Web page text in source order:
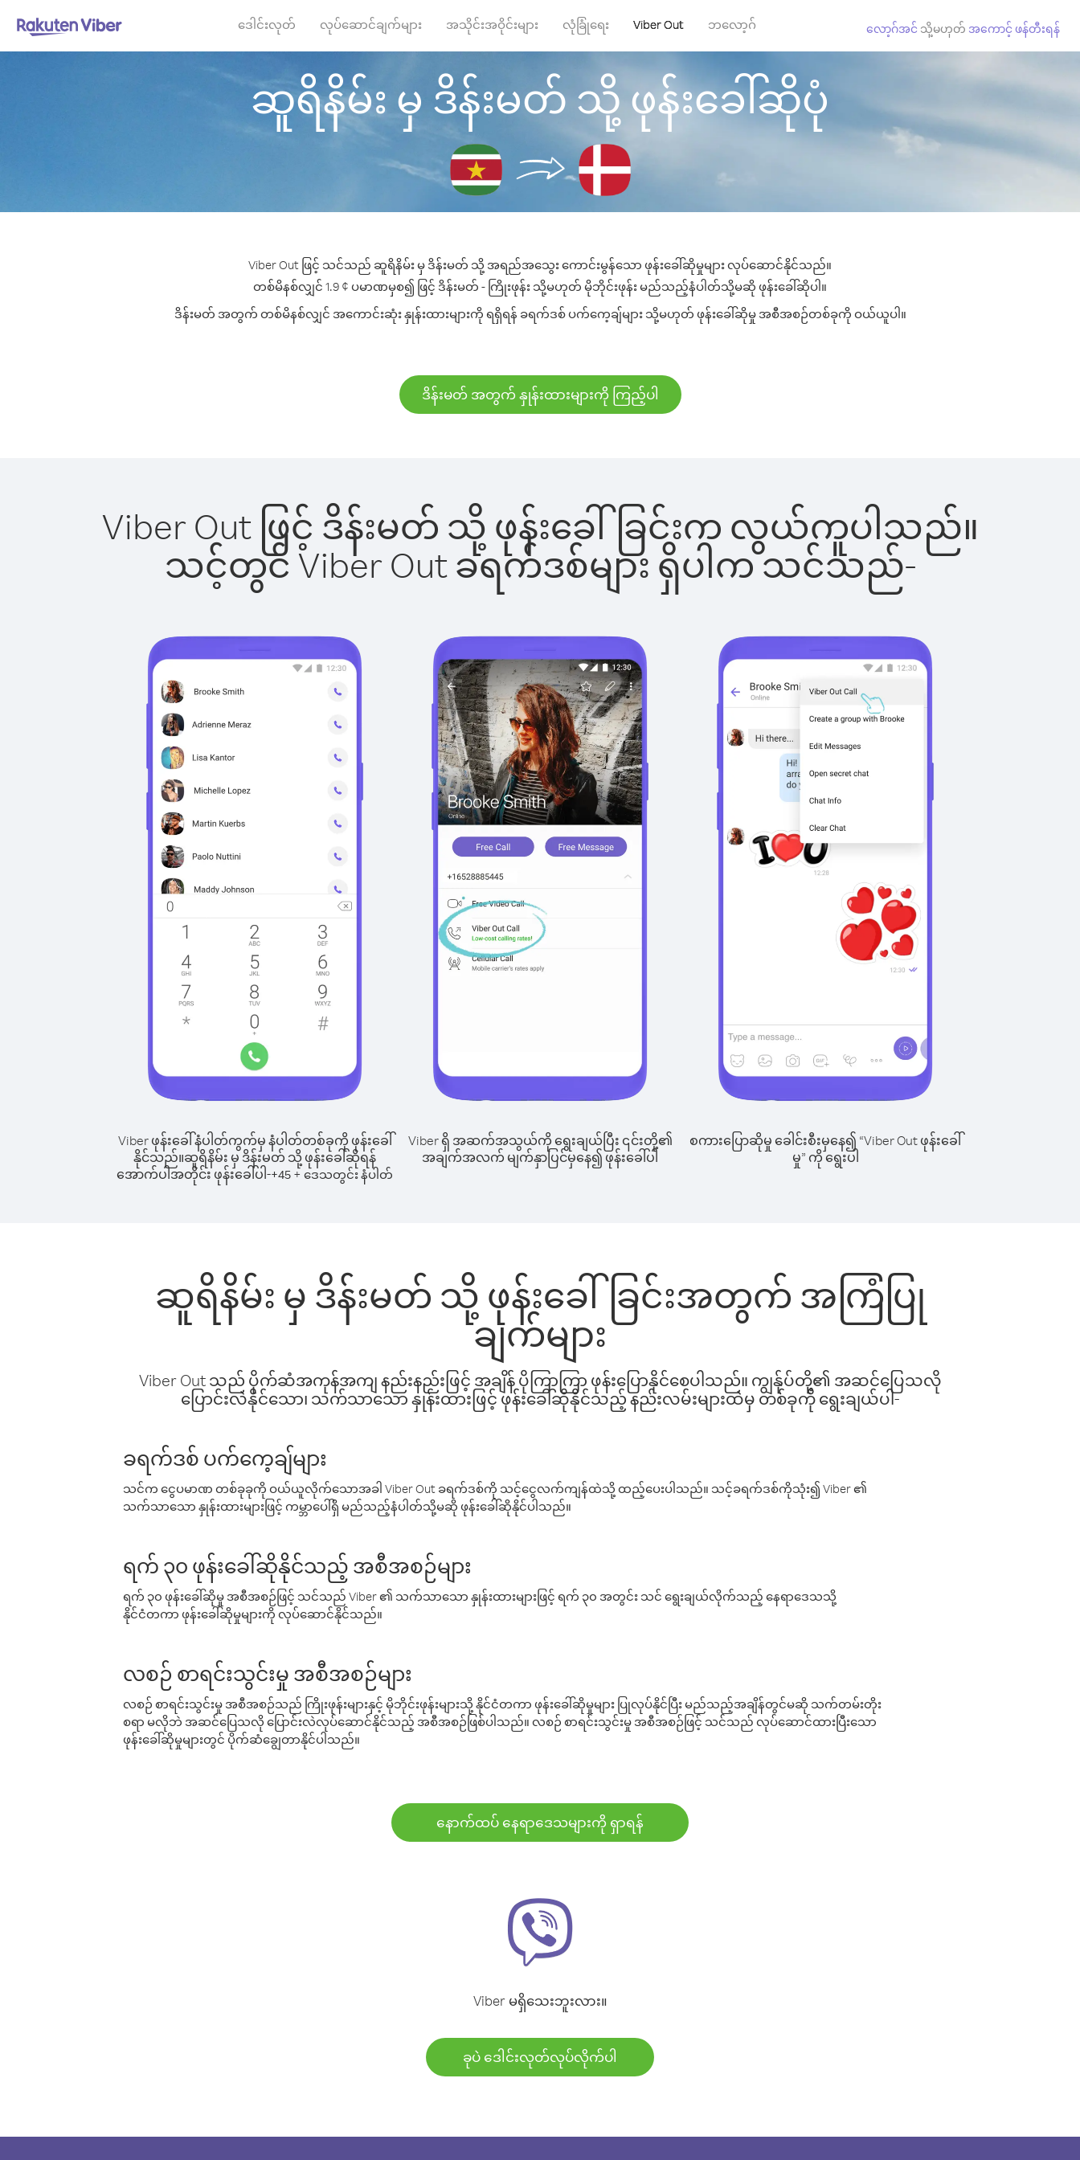
ဒေါင်းလုတ် လုပ်ဆောင်ချက်များ အသိုင်းအဝိုင်းများ လုံခြုံရေး Viber Out ဘလော့ဂ် လော့ဂ်အင် သို့မဟုတ် အကောင့် ဖန်တီးရန်
ဆူရိနိမ်း မှ ဒိန်းမတ် သို့ ဖုန်းခေါ်ဆိုပုံ
Viber Out ဖြင့် သင်သည် ဆူရိနိမ်း မှ ဒိန်းမတ် သို့ အရည်အသွေး ကောင်းမွန်သော ဖုန်းခေါ်ဆိုမှုများ လုပ်ဆောင်နိုင်သည်။
တစ်မိနစ်လျှင် 1.9 ¢ ပမာဏမှစ၍ ဖြင့် ဒိန်းမတ် - ကြိုးဖုန်း သို့မဟုတ် မိုဘိုင်းဖုန်း မည်သည့်နံပါတ်သို့မဆို ဖုန်းခေါ်ဆိုပါ။
ဒိန်းမတ် အတွက် တစ်မိနစ်လျှင် အကောင်းဆုံး နှုန်းထားများကို ရရှိရန် ခရက်ဒစ် ပက်ကေ့ချ်များ သို့မဟုတ် ဖုန်းခေါ်ဆိုမှု အစီအစဉ်တစ်ခုကို ဝယ်ယူပါ။
ဒိန်းမတ် အတွက် နှုန်းထားများကို ကြည့်ပါ
Viber Out ဖြင့် ဒိန်းမတ် သို့ ဖုန်းခေါ်ခြင်းက လွယ်ကူပါသည်။
သင့်တွင် Viber Out ခရက်ဒစ်များ ရှိပါက သင်သည်-
Viber ဖုန်းခေါ်နံပါတ်ကွက်မှ နံပါတ်တစ်ခုကို ဖုန်းခေါ်
နိုင်သည်။ဆူရိနိမ်း မှ ဒိန်းမတ် သို့ ဖုန်းခေါ်ဆိုရန်
အောက်ပါအတိုင်း ဖုန်းခေါ်ပါ-+45 + ဒေသတွင်း နံပါတ်
Viber ရှိ အဆက်အသွယ်ကို ရွေးချယ်ပြီး ၎င်းတို့၏
အချက်အလက် မျက်နှာပြင်မှနေ၍ ဖုန်းခေါ်ပါ
စကားပြောဆိုမှု ခေါင်းစီးမှနေ၍ “Viber Out ဖုန်းခေါ်
မှု” ကို ရွေးပါ
ဆူရိနိမ်း မှ ဒိန်းမတ် သို့ ဖုန်းခေါ်ခြင်းအတွက် အကြံပြု
ချက်များ
Viber Out သည် ပိုက်ဆံအကုန်အကျ နည်းနည်းဖြင့် အချိန် ပိုကြာကြာ ဖုန်းပြောနိုင်စေပါသည်။ ကျွန်ုပ်တို့၏ အဆင်ပြေသလို
ပြောင်းလဲနိုင်သော၊ သက်သာသော နှုန်းထားဖြင့် ဖုန်းခေါ်ဆိုနိုင်သည့် နည်းလမ်းများထဲမှ တစ်ခုကို ရွေးချယ်ပါ-
ခရက်ဒစ် ပက်ကေ့ချ်များ
သင်က ငွေပမာဏ တစ်ခုခုကို ဝယ်ယူလိုက်သောအခါ Viber Out ခရက်ဒစ်ကို သင့်ငွေလက်ကျန်ထဲသို့ ထည့်ပေးပါသည်။ သင့်ခရက်ဒစ်ကိုသုံး၍ Viber ၏
သက်သာသော နှုန်းထားများဖြင့် ကမ္ဘာပေါ်ရှိ မည်သည့်နံပါတ်သို့မဆို ဖုန်းခေါ်ဆိုနိုင်ပါသည်။
ရက် ၃၀ ဖုန်းခေါ်ဆိုနိုင်သည့် အစီအစဉ်များ
ရက် ၃၀ ဖုန်းခေါ်ဆိုမှု အစီအစဉ်ဖြင့် သင်သည် Viber ၏ သက်သာသော နှုန်းထားများဖြင့် ရက် ၃၀ အတွင်း သင် ရွေးချယ်လိုက်သည့် နေရာဒေသသို့
နိုင်ငံတကာ ဖုန်းခေါ်ဆိုမှုများကို လုပ်ဆောင်နိုင်သည်။
လစဉ် စာရင်းသွင်းမှု အစီအစဉ်များ
လစဉ် စာရင်းသွင်းမှု အစီအစဉ်သည် ကြိုးဖုန်းများနှင့် မိုဘိုင်းဖုန်းများသို့ နိုင်ငံတကာ ဖုန်းခေါ်ဆိုမှုများ ပြုလုပ်နိုင်ပြီး မည်သည့်အချိန်တွင်မဆို သက်တမ်းတိုး
စရာ မလိုဘဲ အဆင်ပြေသလို ပြောင်းလဲလုပ်ဆောင်နိုင်သည့် အစီအစဉ်ဖြစ်ပါသည်။ လစဉ် စာရင်းသွင်းမှု အစီအစဉ်ဖြင့် သင်သည် လုပ်ဆောင်ထားပြီးသော
ဖုန်းခေါ်ဆိုမှုများတွင် ပိုက်ဆံချွေတာနိုင်ပါသည်။
နောက်ထပ် နေရာဒေသများကို ရှာရန်
Viber မရှိသေးဘူးလား။
ခုပဲ ဒေါင်းလုတ်လုပ်လိုက်ပါ